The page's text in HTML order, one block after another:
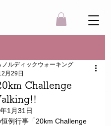
Challenge
ノルディックウォーキング
月29日
1月31日
例行事「20km Challenge